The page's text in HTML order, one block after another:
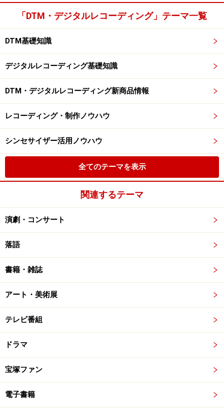
「DTM・デジタルレコーディング」テーマ一覧
DTM基礎知識
デジタルレコーディング基礎知識
DTM・デジタルレコーディング新商品情報
レコーディング・制作ノウハウ
シンセサイザー活用ノウハウ
全てのテーマを表示
関連するテーマ
演劇・コンサート
落語
書籍・雑誌
アート・美術展
テレビ番組
ドラマ
宝塚ファン
電子書籍